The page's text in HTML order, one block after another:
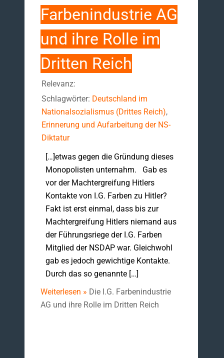
Farbenindustrie AG
und ihre Rolle im
Dritten Reich
Relevanz:
Schlagwörter: Deutschland im
Nationalsozialismus (Drittes Reich),
Erinnerung und Aufarbeitung der NS-
Diktatur
[…]etwas gegen die Gründung dieses
Monopolisten unternahm. Gab es
vor der Machtergreifung Hitlers
Kontakte von I.G. Farben zu Hitler?
Fakt ist erst einmal, dass bis zur
Machtergreifung Hitlers niemand aus
der Führungsriege der I.G. Farben
Mitglied der NSDAP war. Gleichwohl
gab es jedoch gewichtige Kontakte.
Durch das so genannte […]
Weiterlesen » Die I.G. Farbenindustrie
AG und ihre Rolle im Dritten Reich